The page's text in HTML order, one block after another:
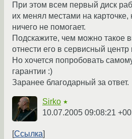
При этом всем первый диск
их менял местами на карточке,
ничего не помогает.
Подскажите, чем можно такое
отнести его в сервисный
Но хочется попробовать
гарантии :)
Заранее благодарный за ответ.
Sirko ★
10.07.2005 09:08:21
Ссылка